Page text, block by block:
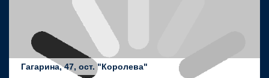
Гагарина, 47, ост. "Королева"